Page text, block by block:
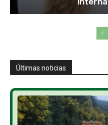
Últimas noticias